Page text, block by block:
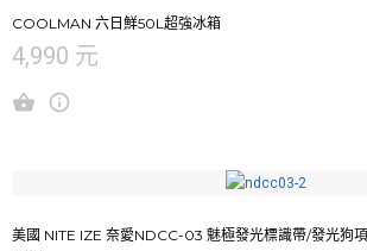
COOLMAN 六日鮮50L超強冰箱
4,990 元
美國 NITE IZE 奈愛NDCC-03 魅極發光標識帶/發光狗